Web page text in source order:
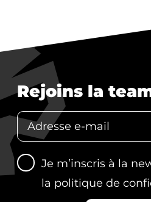
Rejoins la
Je m’inscris à la
la politique de